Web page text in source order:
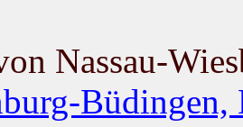
Nassau-
Büdingen,